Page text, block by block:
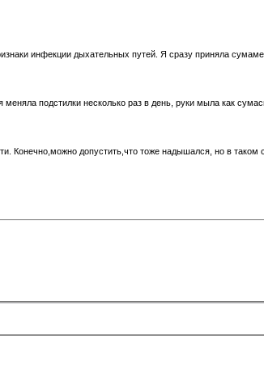
инфекции дыхательных путей. Я сразу приняла
подстилки несколько раз в день, руки мыла как
Конечно,можно допустить,что тоже надышался, но в